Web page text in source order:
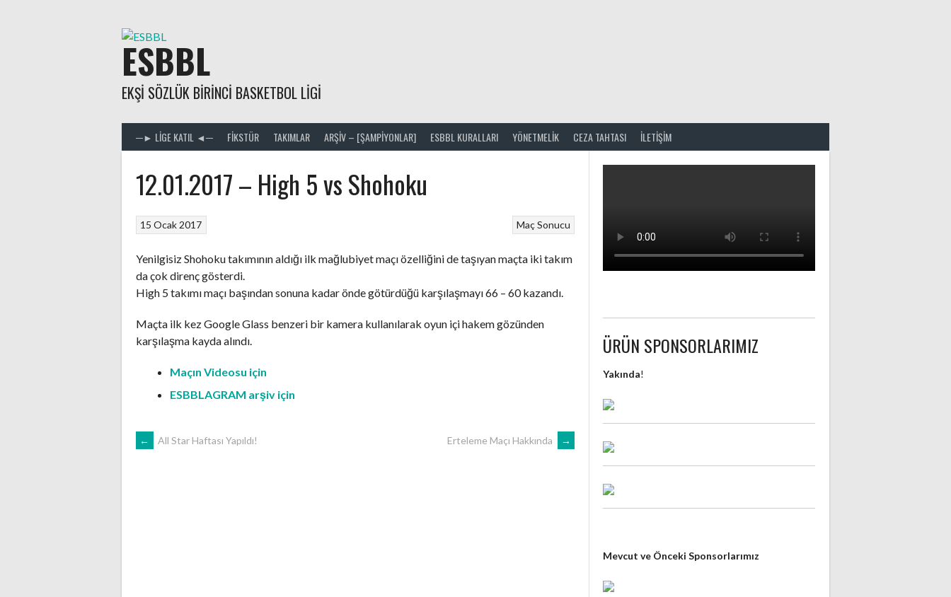
ESBBL
EKŞI SÖZLÜK BIRINCI BASKETBOL LIGI
─► LIGE KATIL ◄─ FIKSTÜR TAKIMLAR ARŞIV – [ŞAMPİYONLAR] ESBBL KURALLARI YÖNETMELIK CEZA TAHTASI İLETİŞİM
12.01.2017 – High 5 vs Shohoku
Maç Sonucu
15 Ocak 2017
Yenilgisiz Shohoku takımının aldığı ilk mağlubiyet maçı özelliğini de taşıyan maçta iki takım
da çok direnç gösterdi.
High 5 takımı maçı başından sonuna kadar önde götürdüğü karşılaşmayı 66 – 60 kazandı.
Maçta ilk kez Google Glass benzeri bir kamera kullanılarak oyun içi hakem gözünden
karşılaşma kayda alındı.
Maçın Videosu için
ESBBLAGRAM arşiv için
POST
← All Star Haftası Yapıldı! Erteleme Maçı Hakkında →
ÜRÜN SPONSORLARIMIZ
Yakında!
Mevcut ve Önceki Sponsorlarımız